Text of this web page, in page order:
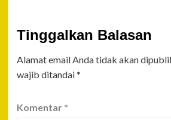
Tinggalkan Balasan
Alamat email Anda tidak akan
wajib ditandai*
Komentar *